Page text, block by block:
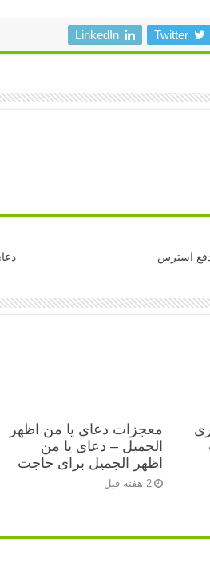
Twitter
LinkedIn
استرس
معجزات دعای یا من اظهر
الجمیل – دعای یا من
اظهر الجمیل برای حاجت
2 هفته قبل